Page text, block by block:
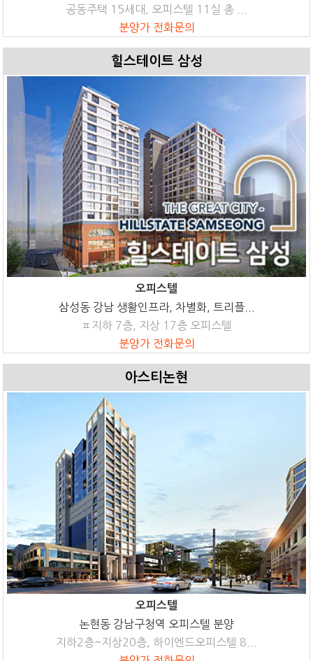
공동주택 15세대, 오피스텔 11실 총 ...
분양가 전화문의
힐스테이트 삼성
오피스텔
삼성동 강남 생활인프라, 차별화, 트리플...
ㅍ지하 7층, 지상 17층 오피스텔
분양가 전화문의
아스티논현
오피스텔
논현동 강남구청역 오피스텔 분양
지하2층~지상20층, 하이엔드오피스텔 8...